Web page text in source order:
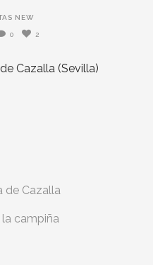
NEW
0 2
Cazalla (Sevilla)
de Cazalla
campiña